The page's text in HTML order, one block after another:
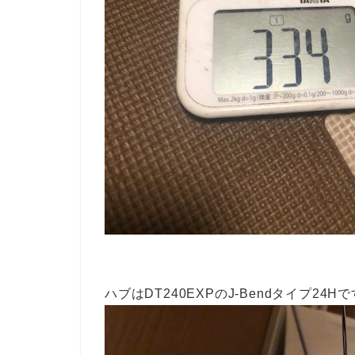
ハブはDT240EXPのJ-Bendタイプ24Hで